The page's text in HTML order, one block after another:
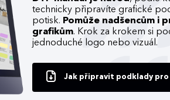
technicky připravíte grafické
potisk. Pomůže nadšencům i
grafikům. Krok za krokem si
jednoduché logo nebo vizuál.
Jak připravit podklady